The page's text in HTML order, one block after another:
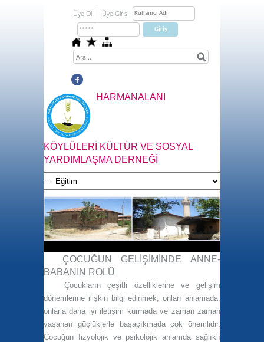
Üye Ol Üye Girişi
HARMANALANI
KÖYLÜLERİ KÜLTÜR VE SOSYAL
YARDIMLAŞMA DERNEĞİ
ÇOCUĞUN GELİŞİMİNDE ANNE-
BABANIN ROLÜ
Çocukların çeşitli özelliklerine ve gelişim
dönemlerine ilişkin bilgi edinmek, onları anlamada,
onlarla daha iyi iletişim kurmada ve zaman zaman
yaşanan güçlüklerle başaçıkmada çok önemlidir.
Çocuğun fizyolojik ve psikolojik anlamda sağlıklı